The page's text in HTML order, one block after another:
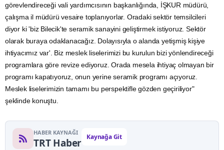
görevlendireceği vali yardımcısının başkanlığında, İŞKUR müdürü,
çalışma il müdürü vesaire toplanıyorlar. Oradaki sektör temsilcileri
diyor ki 'biz Bilecik'te seramik sanayini geliştirmek istiyoruz. Sektör
olarak buraya odaklanacağız. Dolayısıyla o alanda yetişmiş kişiye
ihtiyacımız var'. Biz meslek liselerimizi bu kurulun bizi yönlendireceği
programlara göre revize ediyoruz. Orada mesela ihtiyaç olmayan bir
programı kapatıyoruz, onun yerine seramik programı açıyoruz.
Meslek liselerimizin tamamı bu perspektifle gözden geçiriliyor"
şeklinde konuştu.
HABER KAYNAĞI
TRT Haber Kaynağa Git